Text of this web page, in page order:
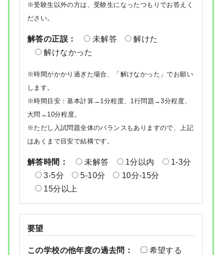
※受験生以外の方は、受験生になったつもりでお答えく
ださい。
解答の正誤： 未解答
解けた
解けなかった
※時間がかかり過ぎた場合、「解けなかった」でお願い
します。
※時間目安：基本計算→1分程度、1行問題→3分程度、
大問→10分程度。
※ただし入試問題全体のバランスもありますので、上記
はあくまで目安で結構です。
解答時間： 未解答 1分以内
1-3分
3-5分
5-10分
10分-15分
15分以上
要望
この学校の他年度の過去問： 希望する